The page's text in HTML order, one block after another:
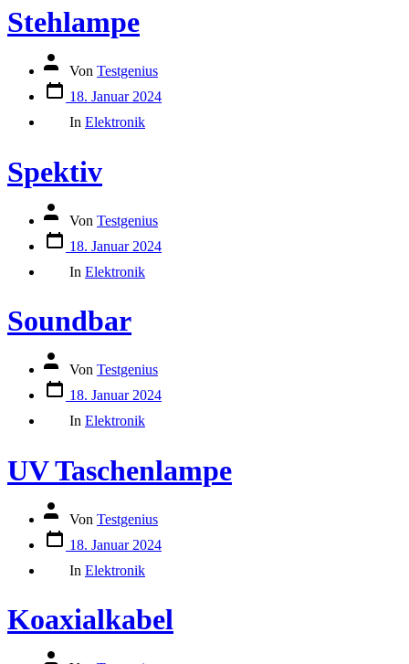
Stehlampe
Autor
Beitrags
Von Testgenius
Datum
des
Beitrags
18. Januar 2024
In Elektronik
Spektiv
Autor
Beitrags
Von Testgenius
Datum
des
Beitrags
18. Januar 2024
In Elektronik
Soundbar
Autor
Beitrags
Von Testgenius
Datum
des
Beitrags
18. Januar 2024
In Elektronik
UV Taschenlampe
Autor
Beitrags
Von Testgenius
Datum
des
Beitrags
18. Januar 2024
In Elektronik
Koaxialkabel
Autor